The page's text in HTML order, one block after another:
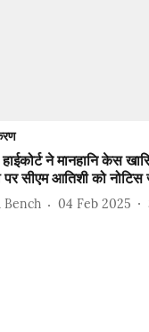
हाईकोर्ट ने मानहानि केस
पर सीएम आतिशी को नोटिस
Bench 04 Feb 2025